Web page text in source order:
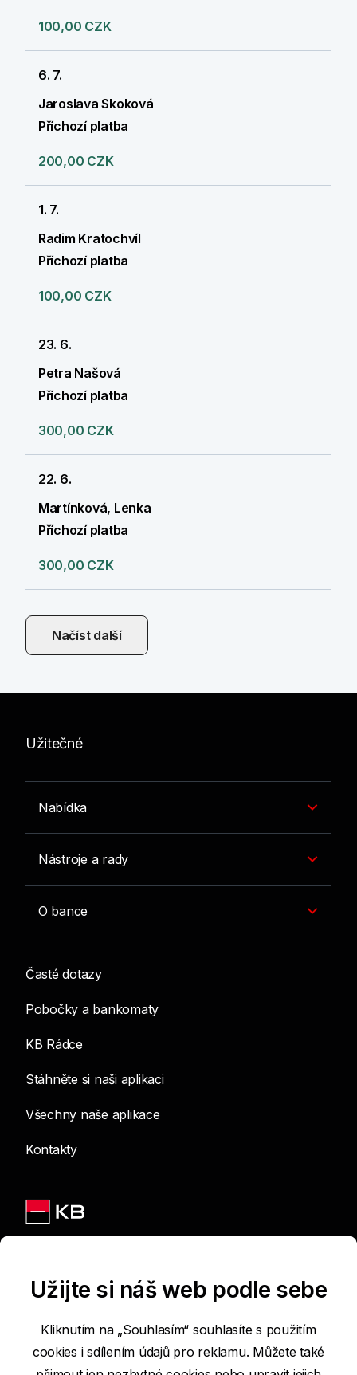
100,00 CZK
6. 7.
Jaroslava Skoková
Příchozí platba
200,00 CZK
1. 7.
Radim Kratochvíl
Příchozí platba
100,00 CZK
23. 6.
Petra Našová
Příchozí platba
300,00 CZK
22. 6.
Martínková, Lenka
Příchozí platba
300,00 CZK
Načíst další
Užitečné
Nabídka
Nástroje a rady
O bance
Časté dotazy
Pobočky a bankomaty
KB Rádce
Stáhněte si naši aplikaci
Všechny naše aplikace
Kontakty
Podmínky používání internetových stránek
Užijte si náš web podle sebe
Kliknutím na „Souhlasím“ souhlasíte s použitím
cookies i sdílením údajů pro reklamu. Můžete také